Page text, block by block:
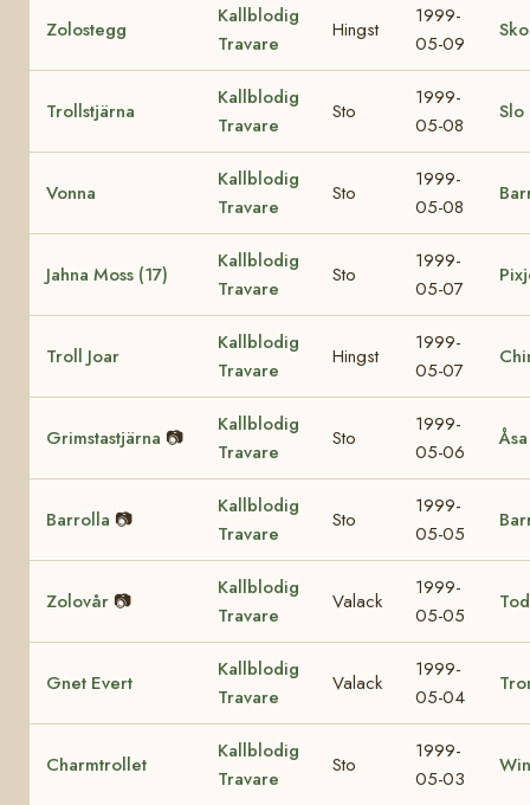
Zolostegg
Kallblodig
Travare
Hingst
1999-
05-09
Trollstjärna
Kallblodig
Travare
Sto
1999-
05-08
Slo
Vonna
Kallblodig
Travare
Sto
1999-
05-08
Jahna Moss (17)
Kallblodig
Travare
Sto
1999-
05-07
Troll Joar
Kallblodig
Travare
Hingst
1999-
05-07
Grimstastjärna 📷
Kallblodig
Travare
Sto
1999-
05-06
Barrolla 📷
Kallblodig
Travare
Sto
1999-
05-05
Zolovår 📷
Kallblodig
Travare
Valack
1999-
05-05
Gnet Evert
Kallblodig
Travare
Valack
1999-
05-04
Charmtrollet
Kallblodig
Travare
Sto
1999-
05-03